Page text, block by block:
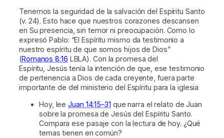
Tenemos la seguridad de la salvación del Espíritu Santo
(v. 24). Esto hace que nuestros corazones descansen
en Su presencia, sin temor ni preocupación. Como lo
expresó Pablo: “El Espíritu mismo da testimonio a
nuestro espíritu de que somos hijos de Dios”
(Romanos 8:16 LBLA). Con la promesa del
Espíritu, Jesús tenía la intención de que, ese testimonio
de pertenencia a Dios de cada creyente, fuera parte
importante de del ministerio del Espíritu para la iglesia
Hoy, leeJuan 14:15–31 que narra el relato de Juan
sobre la promesa de Jesús del Espíritu Santo.
Compara ese pasaje con la lectura de hoy. ¿Qué
temas tienen en común?